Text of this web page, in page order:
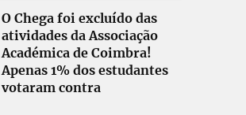
O Chega foi excluído das
atividades da Associação
Académica de Coimbra!
Apenas 1% dos estudantes
votaram contra